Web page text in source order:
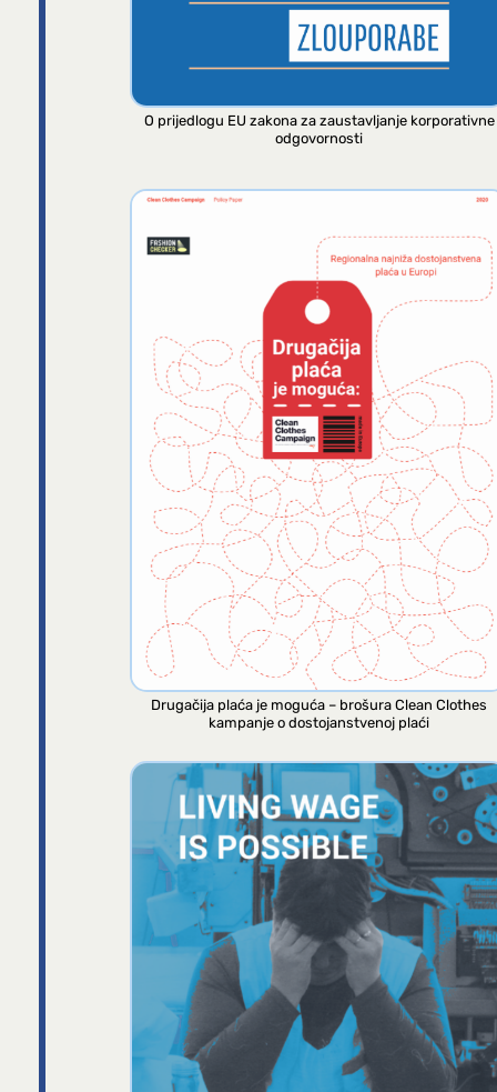
O prijedlogu EU zakona za zaustavljanje korporativne
odgovornosti
Drugačija plaća je moguća – brošura Clean Clothes
kampanje o dostojanstvenoj plaći